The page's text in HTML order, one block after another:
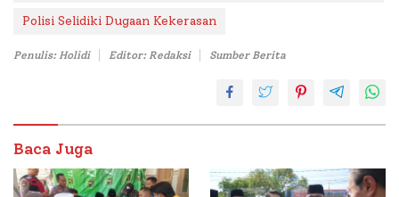
Polisi Selidiki Dugaan Kekerasan
Penulis: Holidi Editor: Redaksi Sumber Berita
Baca Juga